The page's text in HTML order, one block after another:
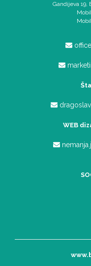
Gandijeva 19,
WEB